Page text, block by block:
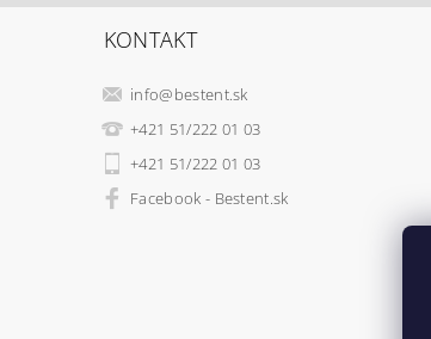
KONTAKT
info@bestent.sk
+421 51/222 01 03
+421 51/222 01 03
Facebook - Bestent.sk